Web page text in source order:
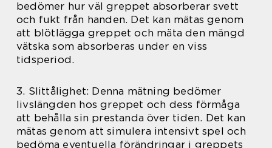
bedömer hur väl greppet absorberar svett
och fukt från handen. Det kan mätas genom
att blötlägga greppet och mäta den mängd
vätska som absorberas under en viss
tidsperiod.
3. Slittålighet: Denna mätning bedömer
livslängden hos greppet och dess förmåga
att behålla sin prestanda över tiden. Det kan
mätas genom att simulera intensivt spel och
bedöma eventuella förändringar i greppets